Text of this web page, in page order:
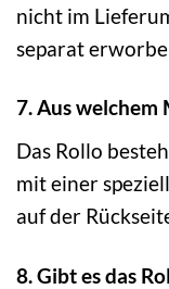
nicht im
separat
7. Aus welchem
Das Rollo
mit einer
auf der
8. Gibt es das